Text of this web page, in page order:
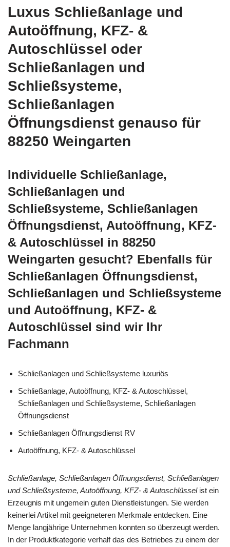
Luxus Schließanlage und
Autoöffnung, KFZ- &
Autoschlüssel oder
Schließanlagen und
Schließsysteme,
Schließanlagen
Öffnungsdienst genauso für
88250 Weingarten
Individuelle Schließanlage,
Schließanlagen und
Schließsysteme, Schließanlagen
Öffnungsdienst, Autoöffnung, KFZ-
& Autoschlüssel in 88250
Weingarten gesucht? Ebenfalls für
Schließanlagen Öffnungsdienst,
Schließanlagen und Schließsysteme
und Autoöffnung, KFZ- &
Autoschlüssel sind wir Ihr
Fachmann
Schließanlagen und Schließsysteme luxuriös
Schließanlage, Autoöffnung, KFZ- & Autoschlüssel,
Schließanlagen und Schließsysteme, Schließanlagen
Öffnungsdienst
Schließanlagen Öffnungsdienst RV
Autoöffnung, KFZ- & Autoschlüssel
Schließanlage, Schließanlagen Öffnungsdienst, Schließanlagen
und Schließsysteme, Autoöffnung, KFZ- & Autoschlüsselist ein
Erzeugnis mit ungemein guten Dienstleistungen. Sie werden
keinerlei Artikel mit geeigneteren Merkmale entdecken. Eine
Menge langjährige Unternehmen konnten so überzeugt werden.
In der Produktkategorie verhalf das des Betriebes zu einem der